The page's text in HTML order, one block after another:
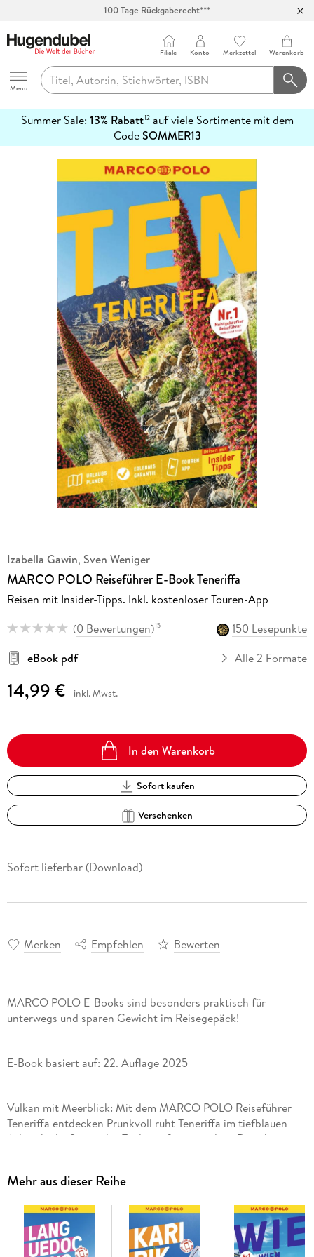
100 Tage Rückgaberecht***
Hugendubel
Menu
Filiale Konto Merkzettel Warenkorb
Summer Sale: 13% Rabatt12auf viele Sortimente mit dem
CodeSOMMER13
erfahren
Izabella Gawin, Sven Weniger
MARCO POLO Reiseführer E-Book Teneriffa
Reisen mit Insider-Tipps. Inkl. kostenloser Touren-App
(0 Bewertungen)15
150 Lesepunkte
eBook pdf
Alle 2 Formate
14,99 € inkl. Mwst.
In den Warenkorb
Sofort kaufen
Verschenken
Sofort lieferbar (Download)
Merken Empfehlen Bewerten
MARCO POLO E-Books sind besonders praktisch für
unterwegs und sparen Gewicht im Reisegepäck!
E-Book basiert auf: 22. Auflage 2025
Vulkan mit Meerblick: Mit dem MARCO POLO Reiseführer
Teneriffa entdecken Prunkvoll ruht Teneriffa im tiefblauen
Atlantik, die Spitze des Teide weiß angepudert. Drumherum
Entdeckern sowie Genießern keine Wünsche offen.
Mehr aus dieser Reihe